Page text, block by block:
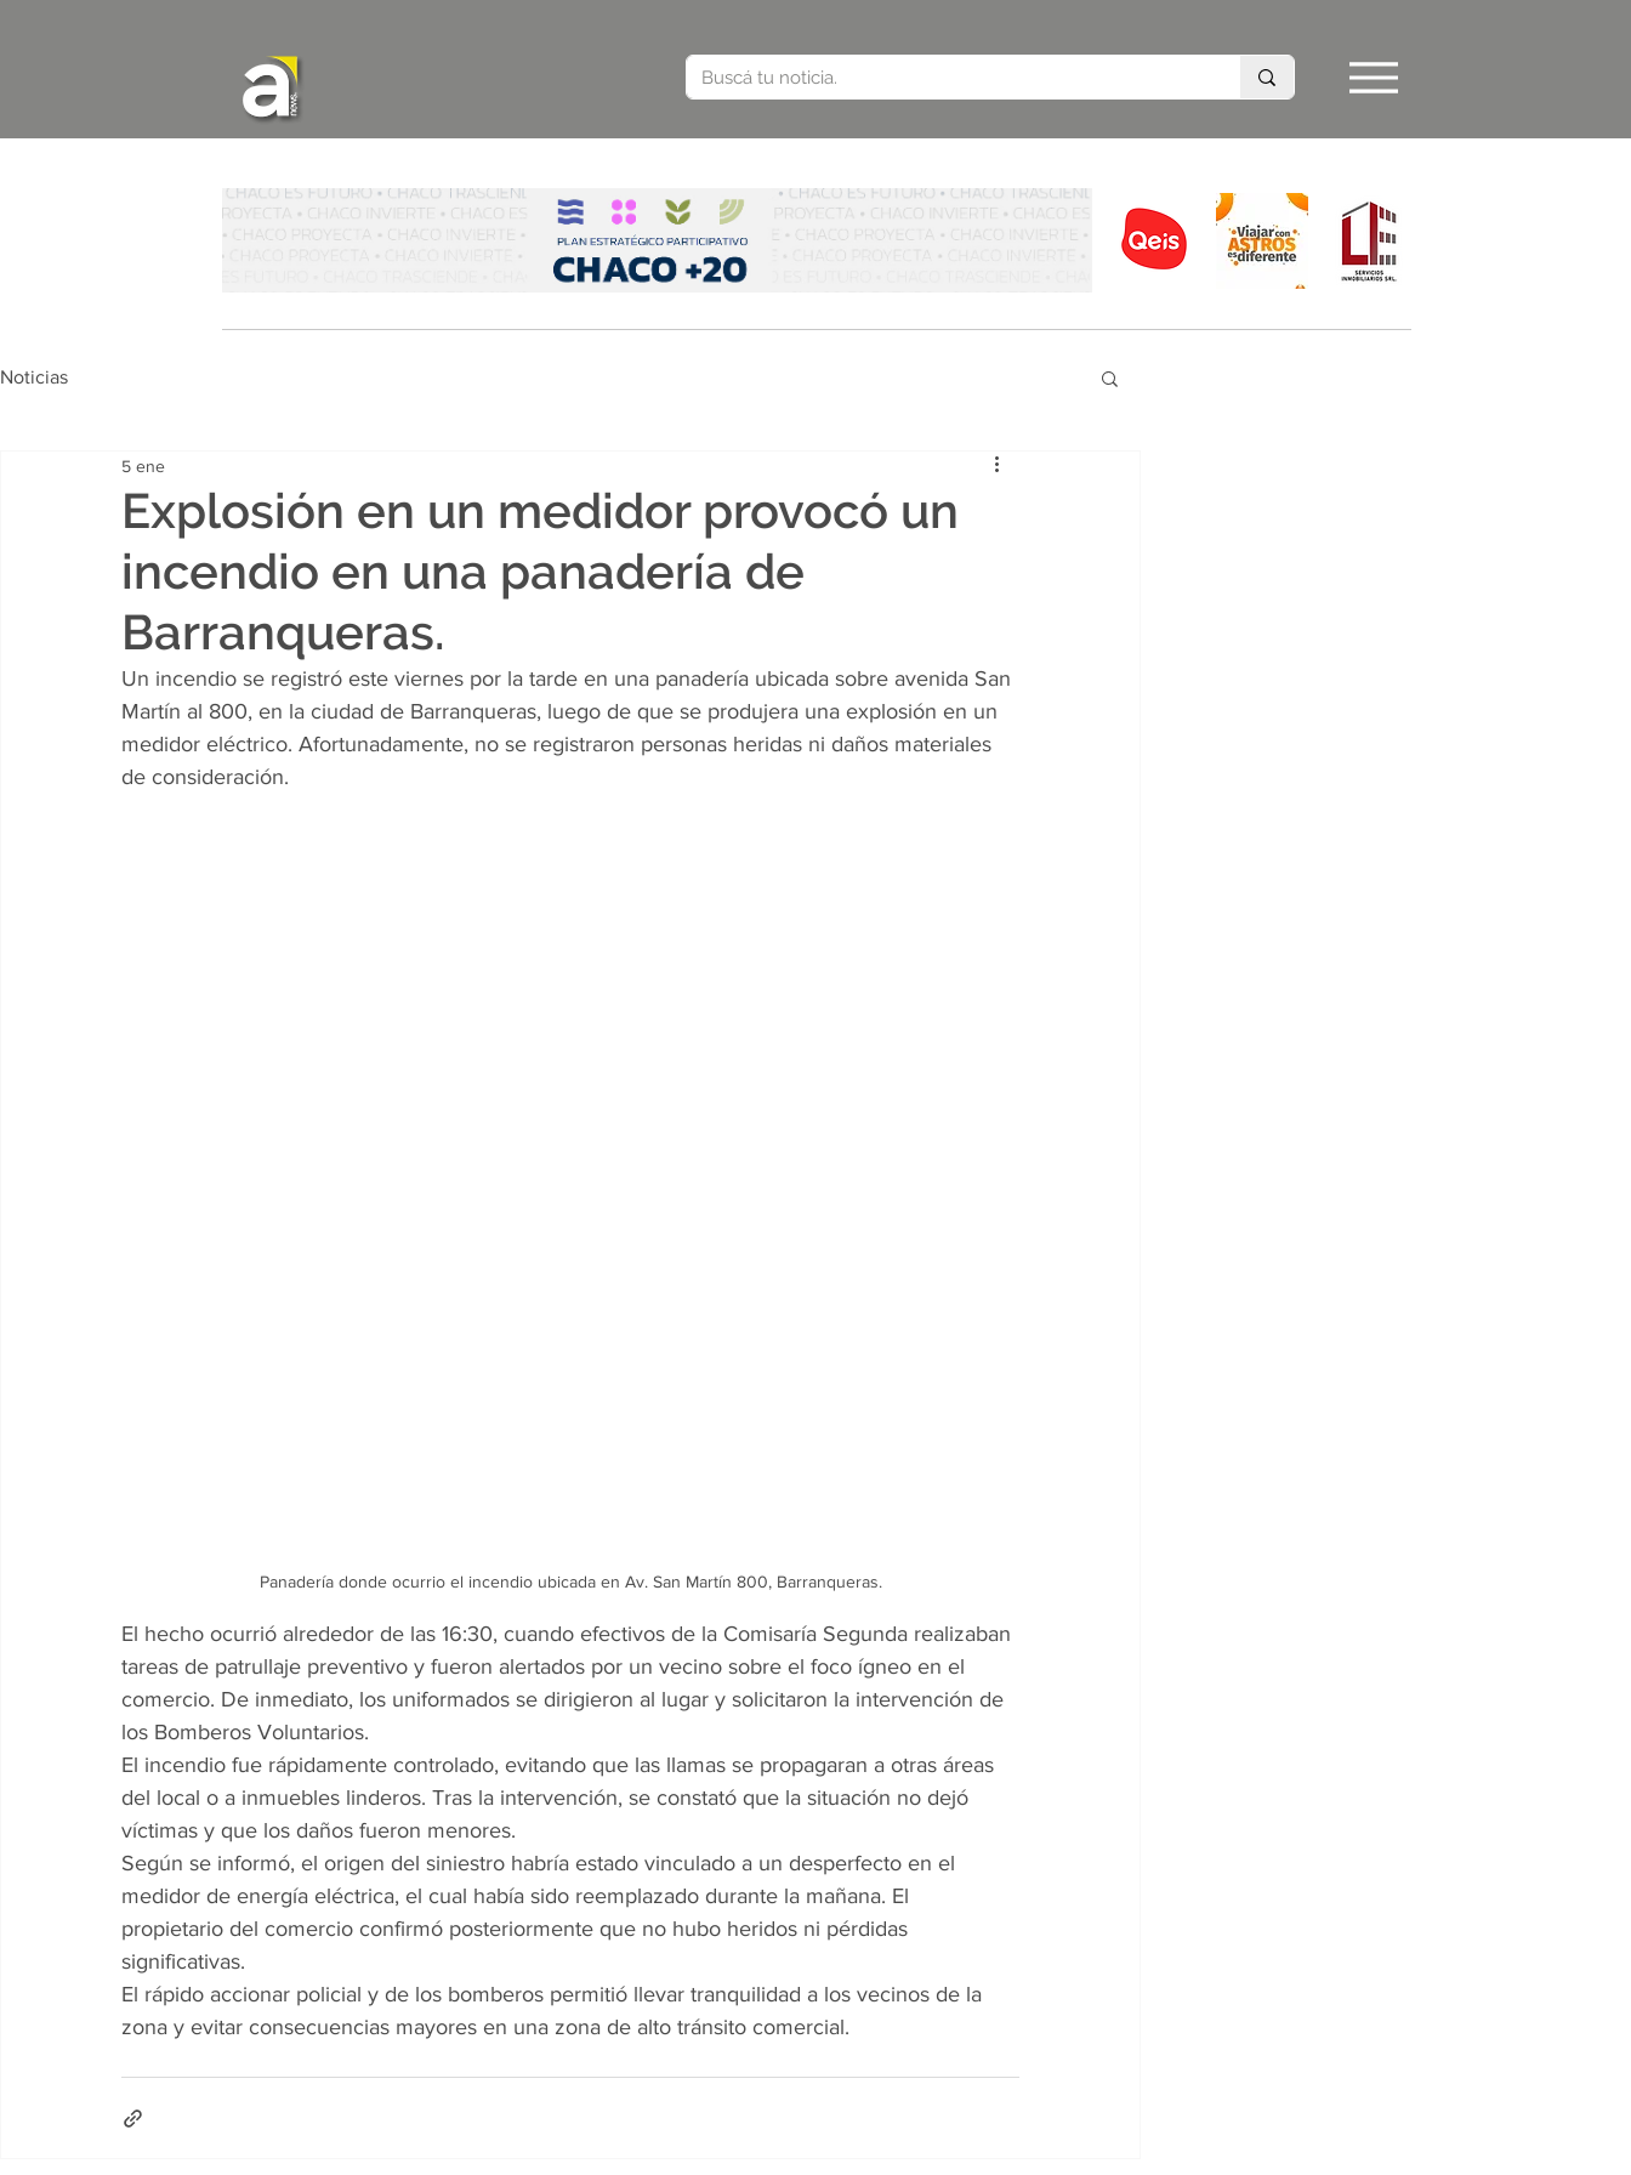
Noticias
Explosión en un medidor provocó un
incendio en una panadería de
Barranqueras.
5 ene
Un incendio se registró este viernes por la tarde en una panadería ubicada sobre avenida San
Martín al 800, en la ciudad de Barranqueras, luego de que se produjera una explosión en un
medidor eléctrico. Afortunadamente, no se registraron personas heridas ni daños materiales
de consideración.
Panadería donde ocurrio el incendio ubicada en Av. San Martín 800, Barranqueras.
El hecho ocurrió alrededor de las 16:30, cuando efectivos de la Comisaría Segunda realizaban
tareas de patrullaje preventivo y fueron alertados por un vecino sobre el foco ígneo en el
comercio. De inmediato, los uniformados se dirigieron al lugar y solicitaron la intervención de
los Bomberos Voluntarios.
El incendio fue rápidamente controlado, evitando que las llamas se propagaran a otras áreas
del local o a inmuebles linderos. Tras la intervención, se constató que la situación no dejó
víctimas y que los daños fueron menores.
Según se informó, el origen del siniestro habría estado vinculado a un desperfecto en el
medidor de energía eléctrica, el cual había sido reemplazado durante la mañana. El
propietario del comercio confirmó posteriormente que no hubo heridos ni pérdidas
significativas.
El rápido accionar policial y de los bomberos permitió llevar tranquilidad a los vecinos de la
zona y evitar consecuencias mayores en una zona de alto tránsito comercial.